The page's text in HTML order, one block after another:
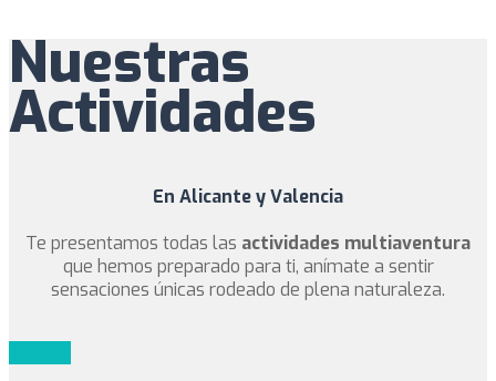
Nuestras
Actividades
En Alicante y Valencia
Te presentamos todas las actividades multiaventura
que hemos preparado para ti, anímate a sentir
sensaciones únicas rodeado de plena naturaleza.